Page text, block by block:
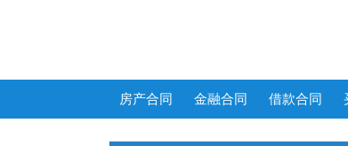
房产合同 金融合同 借款合同